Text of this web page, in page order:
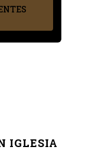
IGLESIA